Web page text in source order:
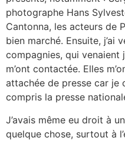
photographe Hans
Cantonna, les acteurs de
bien marché. Ensuite, j’ai
compagnies, qui
m’ont contactée. Elles
attachée de presse car je
compris la presse
J’avais même eu droit à
quelque chose, surtout à